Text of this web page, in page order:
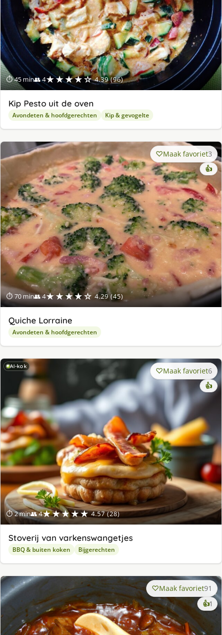
⏱ 45 min👥 4★★★★☆ 4.39 (96)
Kip Pesto uit de oven
Avondeten & hoofdgerechten Kip & gevogelte
⏱ 70 min👥 4★★★★☆ 4.29 (45)
Maak favoriet3
👍
Quiche Lorraine
Avondeten & hoofdgerechten
AI-kok
⏱ 2 min👥 4★★★★★ 4.57 (28)
Maak favoriet6
👍
Stoverij van varkenswangetjes
BBQ & buiten koken Bijgerechten
Maak favoriet91
👍1